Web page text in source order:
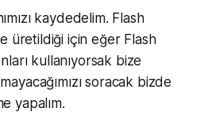
kaydedelim. Flash
üretildiği için eğer Flash
kullanıyorsak bize
soracak bizde
yapalım.